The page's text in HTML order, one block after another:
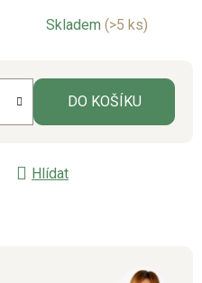
Skladem (>5 ks)
DO KOŠÍKU
Hlídat